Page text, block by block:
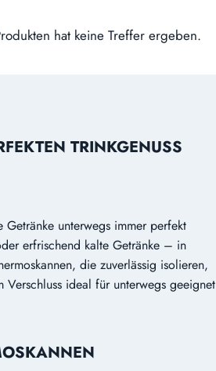
hat keine Treffer ergeben.
TRINKGENUSS
Getränke unterwegs immer perfekt
erfrischend kalte Getränke – in
die zuverlässig isolieren,
ideal für unterwegs geeignet